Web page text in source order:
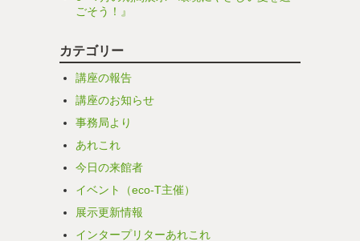
ごそう！』
カテゴリー
講座の報告
講座のお知らせ
事務局より
あれこれ
今日の来館者
イベント（eco-T主催）
展示更新情報
インタープリターあれこれ